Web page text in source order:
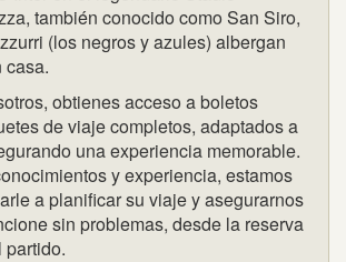
también conocido como San Siro,
(los negros y azules) albergan
casa.
obtienes acceso a boletos
de viaje completos, adaptados a
una experiencia memorable.
y experiencia, estamos
a planificar su viaje y asegurarnos
sin problemas, desde la reserva
partido.